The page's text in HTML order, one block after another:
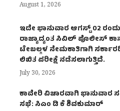
August 1, 2026
ಇದೇ ಭಾನುವಾರ ಆಗಸ್ಟ್ 02 ರಂದು
ರಾಜ್ಯಾದ್ಯಂತ ಸಿವಿಲ್ ಪೊಲೀಸ್
ಟೇಬಲ್ಗಳ ನೇಮಕಾತಿಗಾಗಿ
ಲಿಖಿತ ಪರೀಕ್ಷೆ ನಡೆಸಲಾಗುತ್ತಿದೆ.
July 30, 2026
ಕಾವೇರಿ ವಿಚಾರವಾಗಿ ಭಾನುವಾರ
ಸಭೆ: ಸಿಎಂ ಡಿ ಕೆ ಶಿವಕುಮಾರ್